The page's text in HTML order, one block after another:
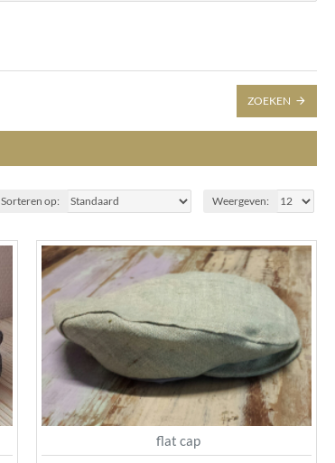
ZOEKEN
Sorteren op: Weergeven:
flat cap